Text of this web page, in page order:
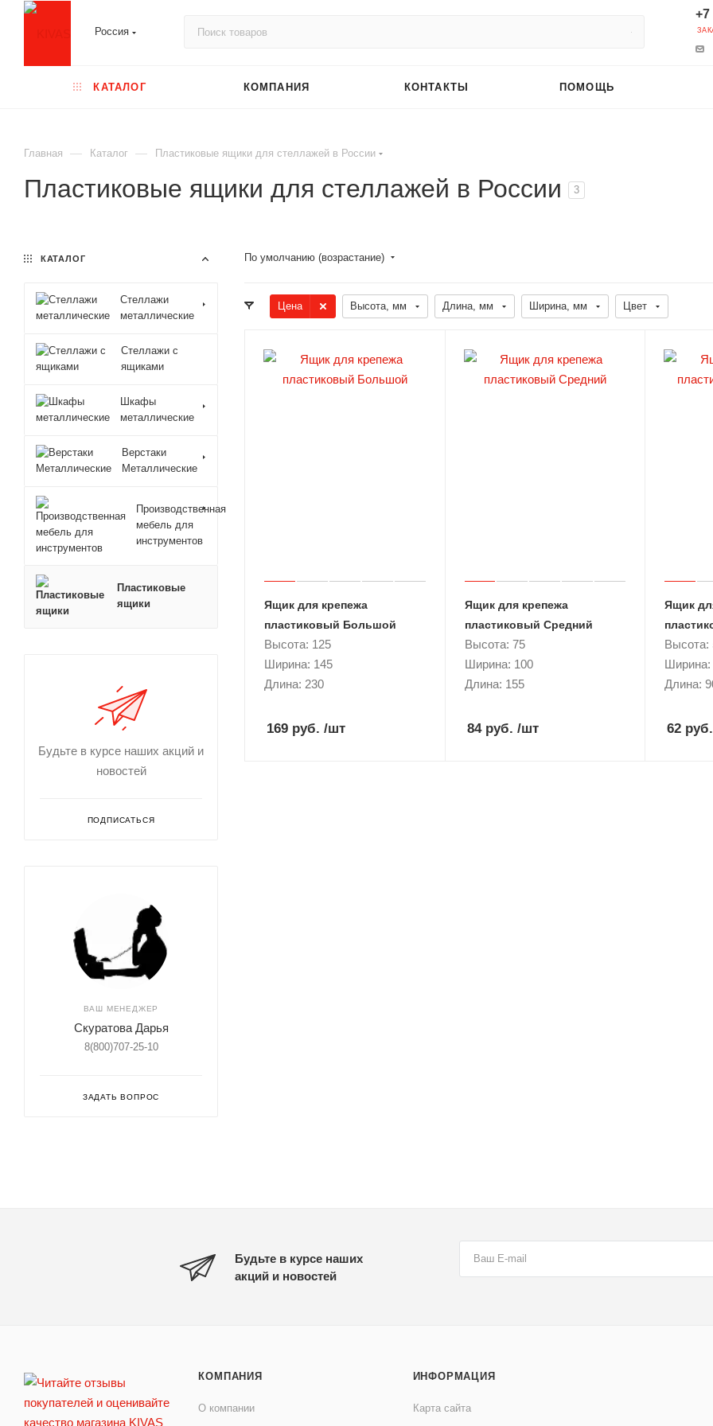
Россия
+7
КАТАЛОГ КОМПАНИЯ КОНТАКТЫ ПОМОЩЬ
Главная — Каталог — Пластиковые ящики для стеллажей в России
Пластиковые ящики для стеллажей в России 3
По умолчанию (возрастание)
Цена Высота, мм Длина, мм Ширина, мм Цвет
Ящик для крепежа
пластиковый Большой
Высота: 125
Ширина: 145
Длина: 230
169 руб. /шт
Ящик для крепежа
пластиковый Средний
Высота: 75
Ширина: 100
Длина: 155
84руб. /шт
Ящик
Высота:
Ширина:
Длина:
62 руб.
КАТАЛОГ
Стеллажи
металлические
Стеллажи с
ящиками
Шкафы
металлические
Верстаки
Металлические
Производственная
мебель для
инструментов
Пластиковые
ящики
Будьте в курсе наших акций и
новостей
ПОДПИСАТЬСЯ
ВАШ МЕНЕДЖЕР
Скуратова Дарья
8(800)707-25-10
ЗАДАТЬ ВОПРОС
Будьте в курсе наших
акций и новостей
КОМПАНИЯ
О компании
ИНФОРМАЦИЯ
Карта сайта